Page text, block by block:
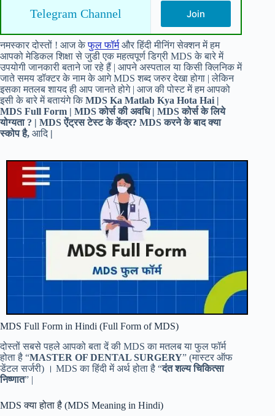
Telegram Channel Join
नमस्कार दोस्तों ! आज केफुल फॉर्मऔर हिंदी मीनिंग सेक्शन में हम
आपको मेडिकल शिक्षा से जुडी एक महत्वपूर्ण डिग्री MDS के बारे में
उपयोगी जानकारी बताने जा रहे हैं | आपने अस्पताल या किसी क्लिनिक में
जाते समय डॉक्टर के नाम के आगे MDS शब्द जरुर देखा होगा | लेकिन
इसका मतलब शायद ही आप जानते होगे | आज की पोस्ट में हम आपको
इसी के बारे में बतायंगे कि MDS Ka Matlab Kya Hota Hai |
MDS Full Form | MDS कोर्स की अवधि | MDS कोर्स के लिये
योग्यता ? | MDS ऐंट्रस टेस्ट के केंद्र? MDS करने के बाद क्या
स्कोप है, आदि |
MDS Full Form in Hindi (Full Form of MDS)
दोस्तों सबसे पहले आपको बता दें की MDS का मतलब या फुल फॉर्म
होता है “MASTER OF DENTAL SURGERY” (मास्टर ऑफ
डेंटल सर्जरी) । MDS का हिंदी में अर्थ होता है “दंत शल्य चिकित्सा
निष्णात” |
MDS क्या होता है (MDS Meaning in Hindi)